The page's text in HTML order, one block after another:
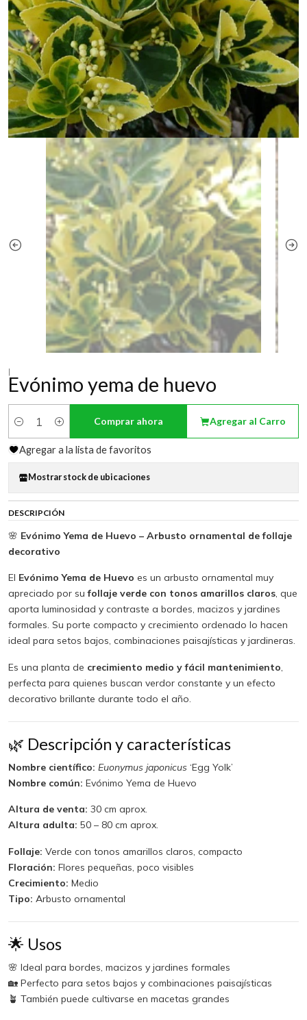
|
Evónimo yema de huevo
Cantidad
Agregar al Carro
Comprar ahora
Agregar a la lista de favoritos
Mostrar stock de ubicaciones
DESCRIPCIÓN
🌸 Evónimo Yema de Huevo – Arbusto ornamental de follaje
decorativo
El Evónimo Yema de Huevo es un arbusto ornamental muy
apreciado por sufollaje verde con tonos amarillos claros, que
aporta luminosidad y contraste a bordes, macizos y jardines
formales. Su porte compacto y crecimiento ordenado lo hacen
ideal para setos bajos, combinaciones paisajísticas y jardineras.
Es una planta de crecimiento medio y fácil mantenimiento,
perfecta para quienes buscan verdor constante y un efecto
decorativo brillante durante todo el año.
🌿 Descripción y características
Nombre científico: Euonymus japonicus‘Egg Yolk’
Nombre común: Evónimo Yema de Huevo
Altura de venta: 30 cm aprox.
Altura adulta: 50 – 80 cm aprox.
Follaje: Verde con tonos amarillos claros, compacto
Floración: Flores pequeñas, poco visibles
Crecimiento: Medio
Tipo: Arbusto ornamental
🌟 Usos
🌸 Ideal para bordes, macizos y jardines formales
🏡 Perfecto para setos bajos y combinaciones paisajísticas
🪴 También puede cultivarse en macetas grandes